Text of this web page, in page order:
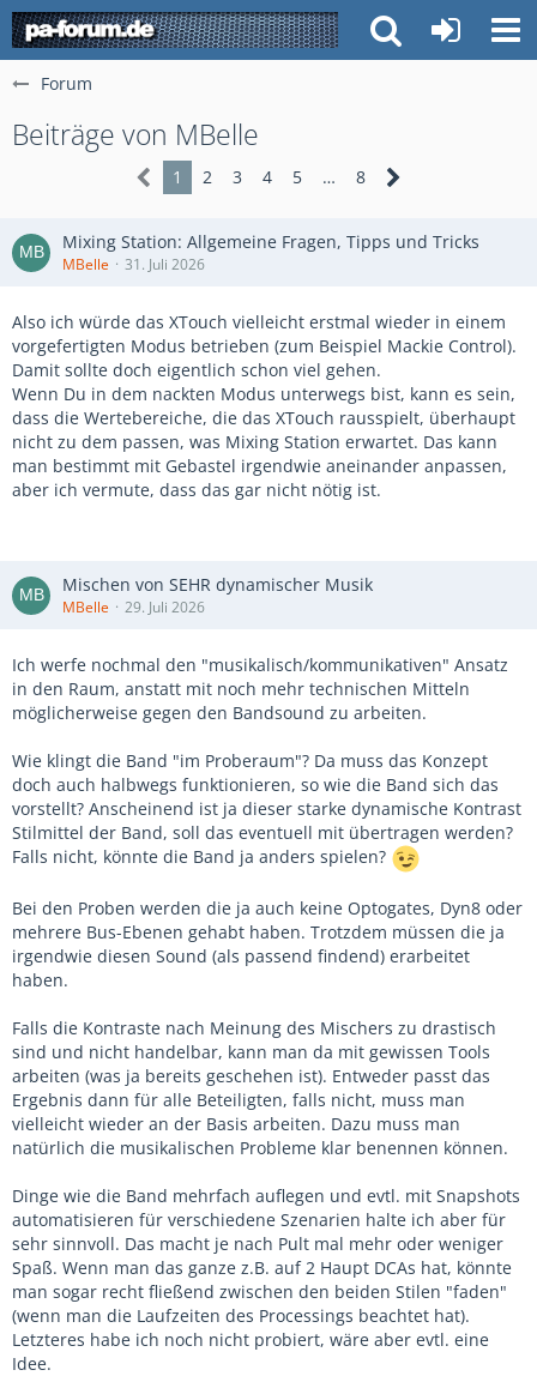
Forum
Beiträge von MBelle
1 2 3 4 5 … 8
Mixing Station: Allgemeine Fragen, Tipps und Tricks
MBelle 31. Juli 2026
Also ich würde das XTouch vielleicht erstmal wieder in einem
vorgefertigten Modus betrieben (zum Beispiel Mackie Control).
Damit sollte doch eigentlich schon viel gehen.
Wenn Du in dem nackten Modus unterwegs bist, kann es sein,
dass die Wertebereiche, die das XTouch rausspielt, überhaupt
nicht zu dem passen, was Mixing Station erwartet. Das kann
man bestimmt mit Gebastel irgendwie aneinander anpassen,
aber ich vermute, dass das gar nicht nötig ist.
Mischen von SEHR dynamischer Musik
MBelle 29. Juli 2026
Ich werfe nochmal den "musikalisch/kommunikativen" Ansatz
in den Raum, anstatt mit noch mehr technischen Mitteln
möglicherweise gegen den Bandsound zu arbeiten.
Wie klingt die Band "im Proberaum"? Da muss das Konzept
doch auch halbwegs funktionieren, so wie die Band sich das
vorstellt? Anscheinend ist ja dieser starke dynamische Kontrast
Stilmittel der Band, soll das eventuell mit übertragen werden?
Falls nicht, könnte die Band ja anders spielen?
Bei den Proben werden die ja auch keine Optogates, Dyn8 oder
mehrere Bus-Ebenen gehabt haben. Trotzdem müssen die ja
irgendwie diesen Sound (als passend findend) erarbeitet
haben.
Falls die Kontraste nach Meinung des Mischers zu drastisch
sind und nicht handelbar, kann man da mit gewissen Tools
arbeiten (was ja bereits geschehen ist). Entweder passt das
Ergebnis dann für alle Beteiligten, falls nicht, muss man
vielleicht wieder an der Basis arbeiten. Dazu muss man
natürlich die musikalischen Probleme klar benennen können.
Dinge wie die Band mehrfach auflegen und evtl. mit Snapshots
automatisieren für verschiedene Szenarien halte ich aber für
sehr sinnvoll. Das macht je nach Pult mal mehr oder weniger
Spaß. Wenn man das ganze z.B. auf 2 Haupt DCAs hat, könnte
man sogar recht fließend zwischen den beiden Stilen "faden"
(wenn man die Laufzeiten des Processings beachtet hat).
Letzteres habe ich noch nicht probiert, wäre aber evtl. eine
Idee.